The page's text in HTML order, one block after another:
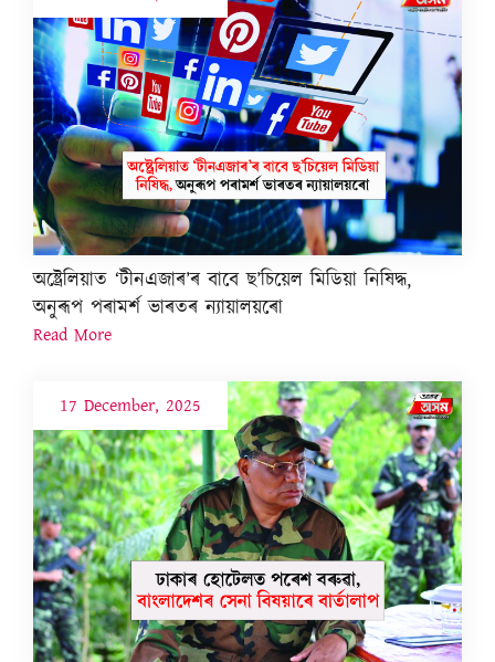
অষ্ট্ৰেলিয়াত ‘টীনএজাৰ’ৰ বাবে ছ’চিয়েল মিডিয়া নিষিদ্ধ,
অনুৰূপ পৰামৰ্শ ভাৰতৰ ন্যায়ালয়ৰো
Read More
17 December, 2025